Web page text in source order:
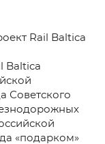
Rail Baltica
Baltica
Советского
«подарком»